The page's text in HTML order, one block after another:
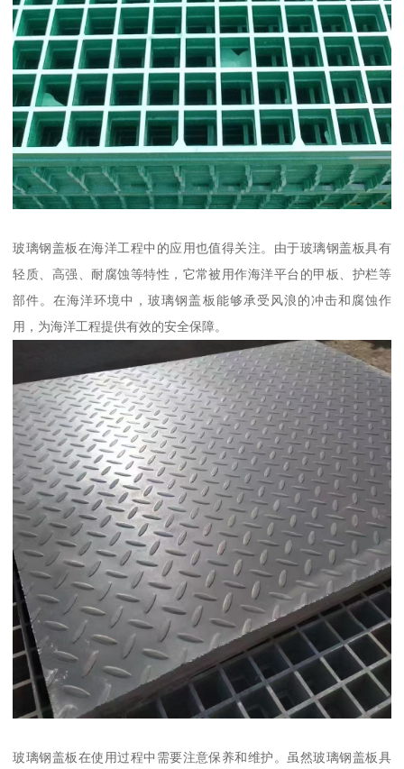
玻璃钢盖板在海洋工程中的应用也值得关注。由于玻璃钢盖板具有
轻质、高强、耐腐蚀等特性，它常被用作海洋平台的甲板、护栏等
部件。在海洋环境中，玻璃钢盖板能够承受风浪的冲击和腐蚀作
用，为海洋工程提供有效的安全保障。
玻璃钢盖板在使用过程中需要注意保养和维护。虽然玻璃钢盖板具